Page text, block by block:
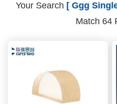
Your Search [ Ggg
Match 64